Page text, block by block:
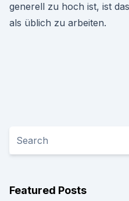
generell zu hoch ist, ist
als üblich zu arbeiten.
Featured Posts